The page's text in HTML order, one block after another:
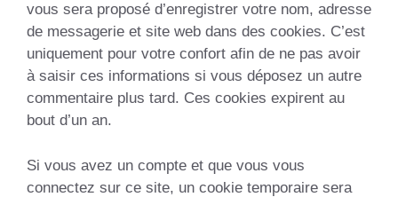
vous sera proposé d’enregistrer votre nom, adresse
de messagerie et site web dans des cookies. C’est
uniquement pour votre confort afin de ne pas avoir
à saisir ces informations si vous déposez un autre
commentaire plus tard. Ces cookies expirent au
bout d’un an.
Si vous avez un compte et que vous vous
connectez sur ce site, un cookie temporaire sera